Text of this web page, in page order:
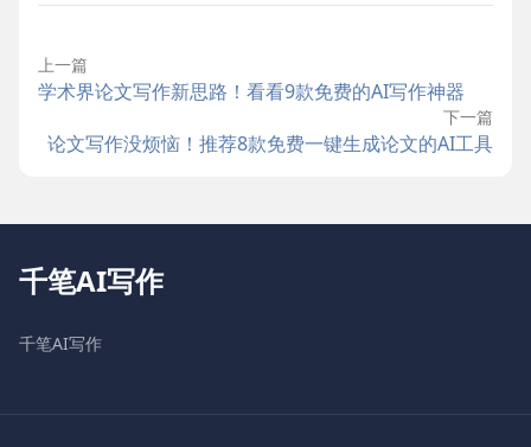
上一篇
学术界论文写作新思路！看看9款免费的AI写作神器
下一篇
论文写作没烦恼！推荐8款免费一键生成论文的AI工具
千笔AI写作
千笔AI写作